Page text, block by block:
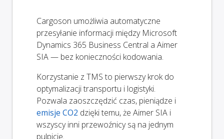
Cargoson umożliwia automatyczne
przesyłanie informacji między Microsoft
Dynamics 365 Business Central a Aimer
SIA — bez konieczności kodowania.
Korzystanie z TMS to pierwszy krok do
optymalizacji transportu i logistyki.
Pozwala zaoszczędzić czas, pieniądze i
emisje CO2 dzięki temu, że Aimer SIA i
wszyscy inni przewoźnicy są na jednym
pulpicie.